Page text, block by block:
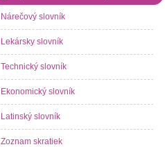
Nárečový slovník
Lekársky slovník
Technický slovník
Ekonomický slovník
Latinský slovník
Zoznam skratiek